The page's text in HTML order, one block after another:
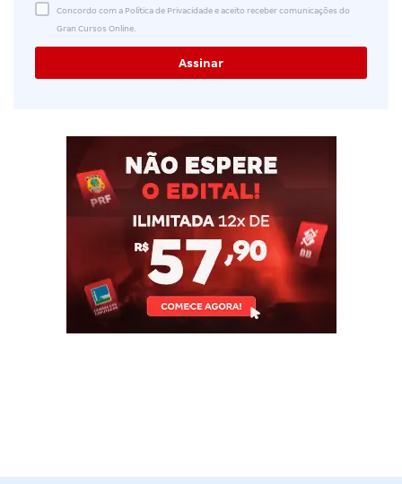
Concordo com a Política de Privacidade e aceito receber comunicações do
Gran Cursos Online.